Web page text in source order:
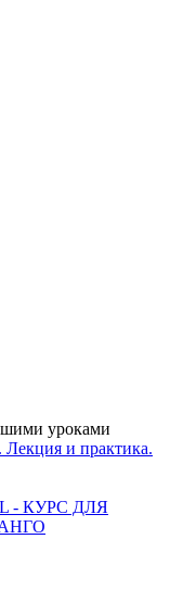
уроками
Лекция и практика.
- КУРС ДЛЯ